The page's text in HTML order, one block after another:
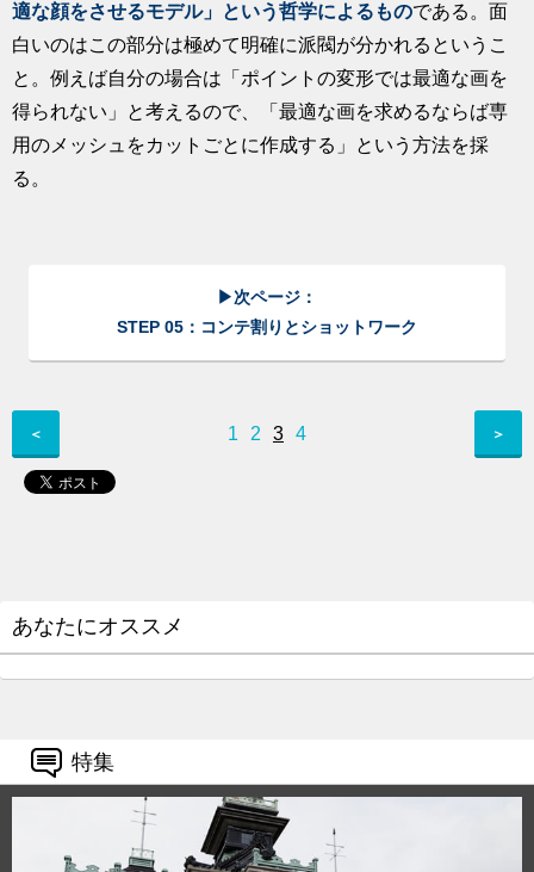
適な顔をさせるモデル」という哲学によるものである。面
白いのはこの部分は極めて明確に派閥が分かれるというこ
と。例えば自分の場合は「ポイントの変形では最適な画を
得られない」と考えるので、「最適な画を求めるならば専
用のメッシュをカットごとに作成する」という方法を採
る。
▶次ページ：
STEP 05：コンテ割りとショットワーク
＜ 1 2 3 4 ＞
あなたにオススメ
特集